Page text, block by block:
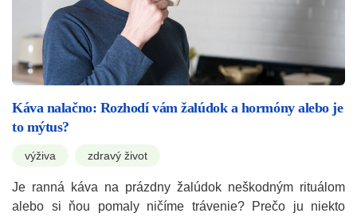
Káva nalačno: Rozhodí vám žalúdok a hormóny alebo je
to mýtus?
výživa zdravý život
Je ranná káva na prázdny žalúdok neškodným rituálom
alebo si ňou pomaly ničíme trávenie? Prečo ju niekto